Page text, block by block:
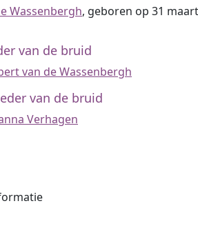
Wassenbergh, geboren op 31
van de bruid
van de Wassenbergh
van de bruid
Verhagen